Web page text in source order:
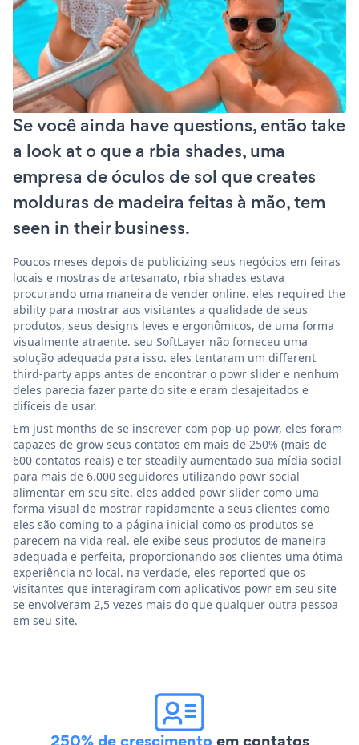
Se você ainda have questions, então take
a look at o que a rbia shades, uma
empresa de óculos de sol que creates
molduras de madeira feitas à mão, tem
seen in their business.
Poucos meses depois de publicizing seus negócios em feiras
locais e mostras de artesanato, rbia shades estava
procurando uma maneira de vender online. eles required the
ability para mostrar aos visitantes a qualidade de seus
produtos, seus designs leves e ergonômicos, de uma forma
visualmente atraente. seu SoftLayer não forneceu uma
solução adequada para isso. eles tentaram um different
third-party apps antes de encontrar o powr slider e nenhum
deles parecia fazer parte do site e eram desajeitados e
difíceis de usar.
Em just months de se inscrever com pop-up powr, eles foram
capazes de grow seus contatos em mais de 250% (mais de
600 contatos reais) e ter steadily aumentado sua mídia social
para mais de 6.000 seguidores utilizando powr social
alimentar em seu site. eles added powr slider como uma
forma visual de mostrar rapidamente a seus clientes como
eles são coming to a página inicial como os produtos se
parecem na vida real. ele exibe seus produtos de maneira
adequada e perfeita, proporcionando aos clientes uma ótima
experiência no local. na verdade, eles reported que os
visitantes que interagiram com aplicativos powr em seu site
se envolveram 2,5 vezes mais do que qualquer outra pessoa
em seu site.